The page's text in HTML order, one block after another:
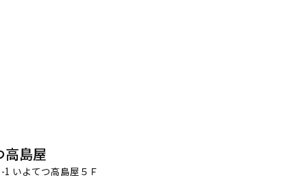
高島屋
いよてつ高島屋５Ｆ